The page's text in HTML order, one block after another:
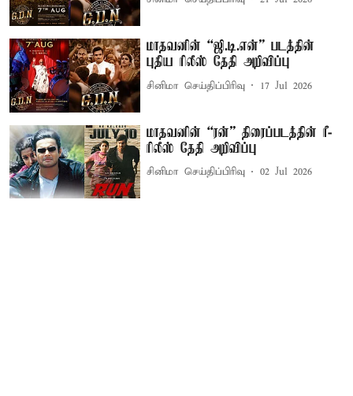
மாதவனின் “ஜி.டி.என்” படத்தின்
புதிய ரிலீஸ் தேதி அறிவிப்பு
சினிமா செய்திப்பிரிவு 17 Jul 2026
மாதவனின் “ரன்” திரைப்படத்தின் ரீ-
ரிலீஸ் தேதி அறிவிப்பு
சினிமா செய்திப்பிரிவு 02 Jul 2026